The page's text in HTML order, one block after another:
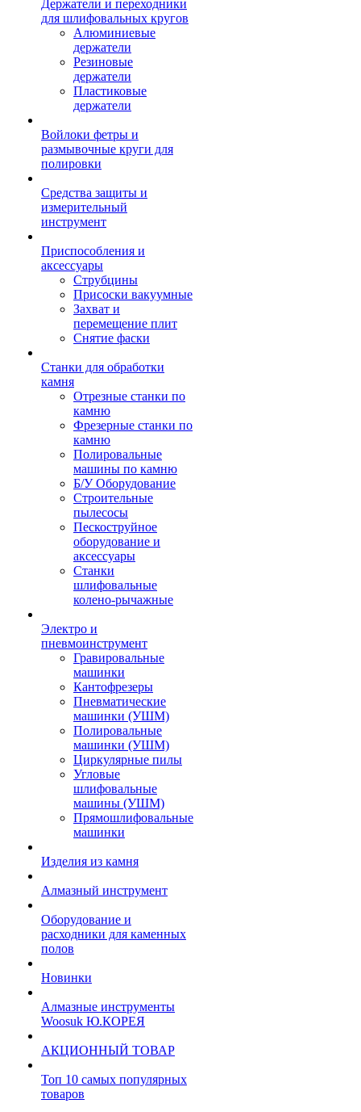
Держатели и переходники
для шлифовальных кругов
Алюминиевые
держатели
Резиновые
держатели
Пластиковые
держатели
Войлоки фетры и
размывочные круги для
полировки
Средства защиты и
измерительный
инструмент
Приспособления и
аксессуары
Струбцины
Присоски вакуумные
Захват и
перемещение плит
Снятие фаски
Станки для обработки
камня
Отрезные станки по
камню
Фрезерные станки по
камню
Полировальные
машины по камню
Б/У Оборудование
Строительные
пылесосы
Пескоструйное
оборудование и
аксессуары
Станки
шлифовальные
колено-рычажные
Электро и
пневмоинструмент
Гравировальные
машинки
Кантофрезеры
Пневматические
машинки (УШМ)
Полировальные
машинки (УШМ)
Циркулярные пилы
Угловые
шлифовальные
машины (УШМ)
Прямошлифовальные
машинки
Изделия из камня
Алмазный инструмент
Оборудование и
расходники для каменных
полов
Новинки
Алмазные инструменты
Woosuk Ю.КОРЕЯ
АКЦИОННЫЙ ТОВАР
Топ 10 самых популярных
товаров